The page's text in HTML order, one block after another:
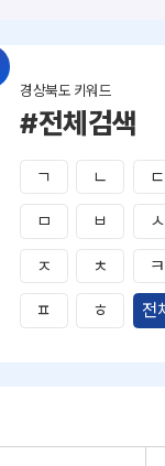
경상북도 키워드
#전체검색
ㄱ ㄴ ㄷ
ㅁ ㅂ ㅅ
ㅈ ㅊ ㅋ
ㅍ ㅎ 전